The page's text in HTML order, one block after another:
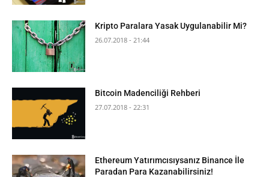
Kripto Paralara Yasak Uygulanabilir Mi?
26.07.2018 - 21:44
Bitcoin Madenciliği Rehberi
27.07.2018 - 22:31
Ethereum Yatırımcısıysanız Binance İle
Paradan Para Kazanabilirsiniz!